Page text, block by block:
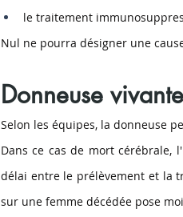
le traitement
Nul ne pourra désigner une
Donneuse
Selon les équipes, la donneuse
Dans ce cas de mort cérébrale,
délai entre le prélèvement et la
sur une femme décédée pose